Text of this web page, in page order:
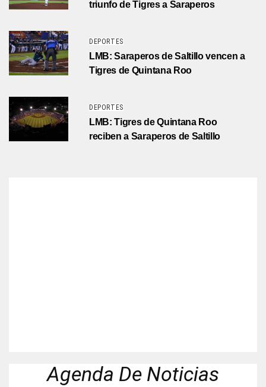
triunfo de Tigres a Saraperos
DEPORTES
LMB: Saraperos de Saltillo vencen a
Tigres de Quintana Roo
DEPORTES
LMB: Tigres de Quintana Roo
reciben a Saraperos de Saltillo
Agenda De Noticias